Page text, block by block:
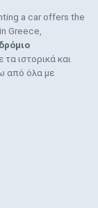
a car offers the
Greece,
τα ιστορικά και
από όλα με